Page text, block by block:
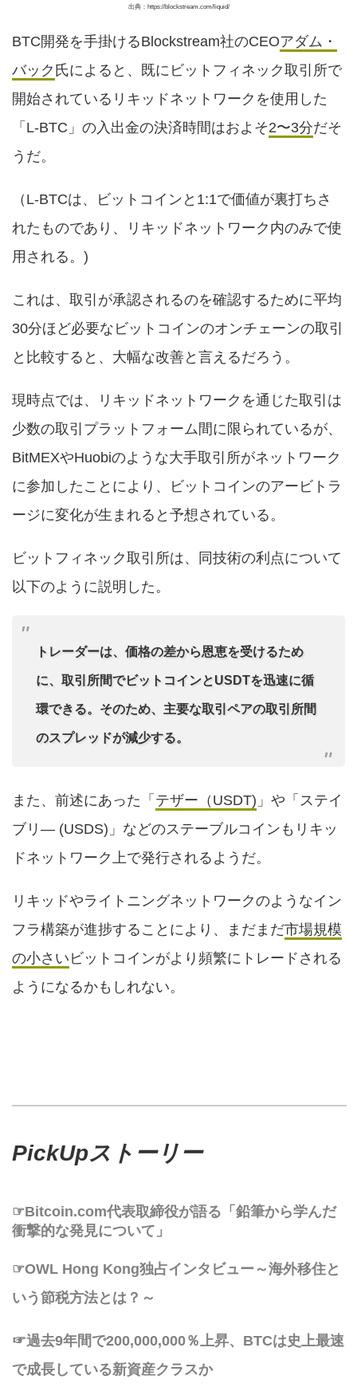
出典：https://blockstream.com/liquid/
BTC開発を手掛けるBlockstream社のCEOアダム・
バック 氏によると、既にビットフィネック取引所で
開始されているリキッドネットワークを使用した
「L-BTC」の入出金の決済時間はおよそ2〜3分だそ
うだ。
（L-BTCは、ビットコインと1:1で価値が裏打ちさ
れたものであり、リキッドネットワーク内のみで使
用される。)
これは、取引が承認されるのを確認するために平均
30分ほど必要なビットコインのオンチェーンの取引
と比較すると、大幅な改善と言えるだろう。
現時点では、リキッドネットワークを通じた取引は
少数の取引プラットフォーム間に限られているが、
BitMEXやHuobiのような大手取引所がネットワーク
に参加したことにより、ビットコインのアービトラ
ージに変化が生まれると予想されている。
ビットフィネック取引所は、同技術の利点について
以下のように説明した。
トレーダーは、価格の差から恩恵を受けるため
に、取引所間でビットコインとUSDTを迅速に循
環できる。そのため、主要な取引ペアの取引所間
のスプレッドが減少する。
また、前述にあった「 テザー（USDT) 」や「ステイ
ブリ― (USDS)」などのステーブルコインもリキッ
ドネットワーク上で発行されるようだ。
リキッドやライトニングネットワークのようなイン
フラ構築が進捗することにより、まだまだ市場規模
の小さい ビットコインがより頻繁にトレードされる
ようになるかもしれない。
PickUpストーリー
☞Bitcoin.com代表取締役が語る「鉛筆から学んだ
衝撃的な発見について」
☞OWL Hong Kong独占インタビュー～海外移住と
いう節税方法とは？～
☞過去9年間で200,000,000％上昇、BTCは史上最速
で成長している新資産クラスか